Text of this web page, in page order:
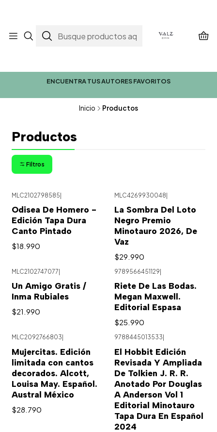
ENCUENTRA TUS AUTORES FAVORITOS
Inicio Productos
Productos
Filtros
MLC2102798585|
Odisea De Homero -
Edición Tapa Dura
Canto Pintado
$18.990
MLC4269930048|
La Sombra Del Loto
Negro Premio
Minotauro 2026, De
Vaz
$29.990
MLC2102747077
Un Amigo Gratis /
Inma Rubiales
$21.990
9789566451129
Riete De Las Bodas.
Megan Maxwell.
Editorial Espasa
$25.990
MLC2092766803
Mujercitas. Edición
limitada con cantos
decorados. Alcott,
Louisa May. Español.
Austral México
$28.790
9788445013533
El Hobbit Edición
Revisada Y Ampliada
De Tolkien J. R. R.
Anotado Por Douglas
A Anderson Vol 1
Editorial Minotauro
Tapa Dura En Español
2024